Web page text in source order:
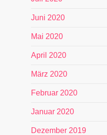
Juni 2020
Mai 2020
April 2020
März 2020
Februar 2020
Januar 2020
Dezember 2019